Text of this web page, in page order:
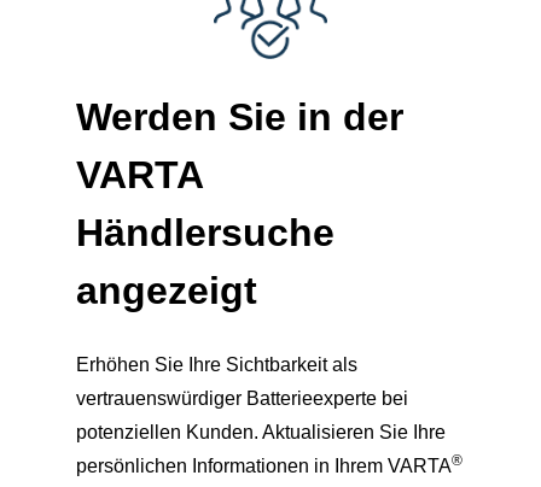
Werden Sie in der
VARTA
Händlersuche
angezeigt
Erhöhen Sie Ihre Sichtbarkeit als
vertrauenswürdiger Batterieexperte bei
potenziellen Kunden. Aktualisieren Sie Ihre
persönlichen Informationen in Ihrem VARTA®